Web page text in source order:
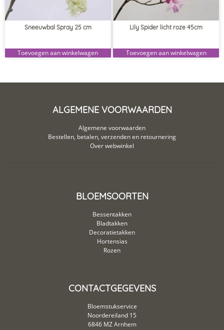
Sneeuwbal Spray 25 cm
Toevoegen aan winkelwagen
Lily Spider licht roze 45cm
Toevoegen aan winkelwagen
ALGEMENE VOORWAARDEN
Algemene voorwaarden
Bestellen, betalen, verzenden en retournering
Over webwinkel
BLOEMSOORTEN
Bessentakken
Bladtakken
Decoratietakken
Hortensias
Rozen
CONTACTGEGEVENS
Bloemstukservice
Noordereiland 15
6846 MZ Arnhem